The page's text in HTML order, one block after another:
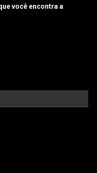
você encontra a